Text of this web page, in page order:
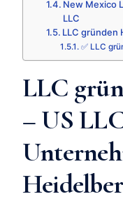
New Mexico
LLC
LLC gründen
✅ LLC
LLC
– US